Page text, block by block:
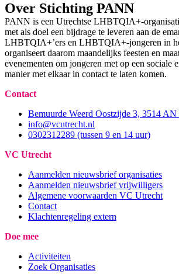
Over Stichting PANN
PANN is een Utrechtse LHBTQIA+-
met als doel een bijdrage te leveren aan de
LHBTQIA+’ers en LHBTQIA+-jongeren in
organiseert daarom maandelijks feesten en
evenementen om jongeren met op een sociale
manier met elkaar in contact te laten komen.
Contact
Bemuurde Weerd Oostzijde 3, 3514
info@vcutrecht.nl
0302312289 (tussen 9 en 14 uur)
VC Utrecht
Aanmelden nieuwsbrief organisaties
Aanmelden nieuwsbrief vrijwilligers
Algemene voorwaarden VC Utrecht
Contact
Klachtenregeling extern
Doe mee
Activiteiten
Zoek Organisaties